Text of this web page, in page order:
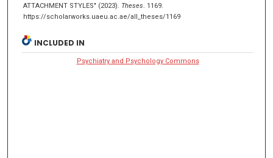
ATTACHMENT STYLES" (2023). Theses. 1169.
https://scholarworks.uaeu.ac.ae/all_theses/1169
INCLUDED IN
Psychiatry and Psychology Commons